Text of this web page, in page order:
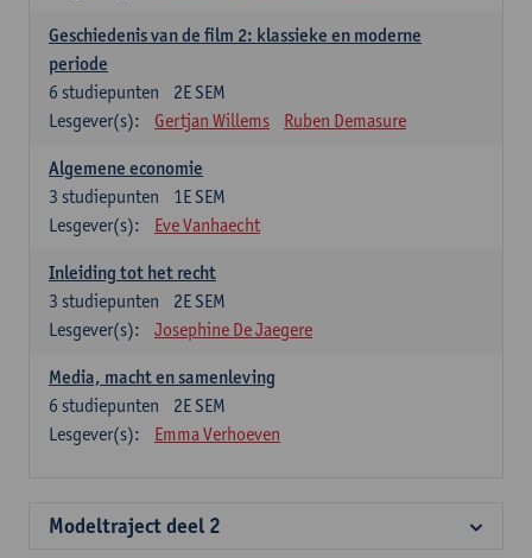
Geschiedenis van de film 2: klassieke en moderne
periode
2E SEM
6 studiepunten
Lesgever(s):
Gertjan Willems Ruben Demasure
Algemene economie
1E SEM
3 studiepunten
Lesgever(s):
Eve Vanhaecht
Inleiding tot het recht
2E SEM
3 studiepunten
Lesgever(s):
Josephine De Jaegere
Media, macht en samenleving
2E SEM
6 studiepunten
Lesgever(s):
Emma Verhoeven
Modeltraject deel 2